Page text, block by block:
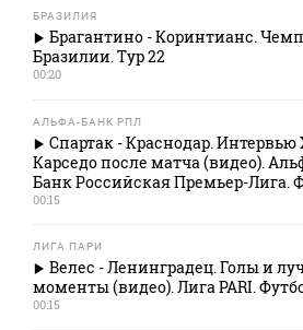
БРАЗИЛИЯ
Брагантино - Коринтианс.
Бразилии. Тур 22
00:20
АЛЬФА-БАНК РПЛ
Спартак - Краснодар. Интервью
Карседо после матча (видео).
Банк Российская Премьер-Лига.
00:15
ЛИГА ПАРИ
Велес - Ленинградец. Голы и
моменты (видео). Лига PARI.
00:15